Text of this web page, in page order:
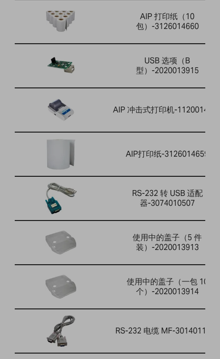
AIP 打印纸（10
包）-3126014660
USB 选项（B
型）-2020013915
AIP 冲击式打印机-
AIP打印纸-3126014659
RS-232 转 USB 适配
器-3074010507
使用中的盖子（5 件
装）-2020013913
使用中的盖子（一包 10
个）-2020013914
RS-232 电缆 MF-3014011014